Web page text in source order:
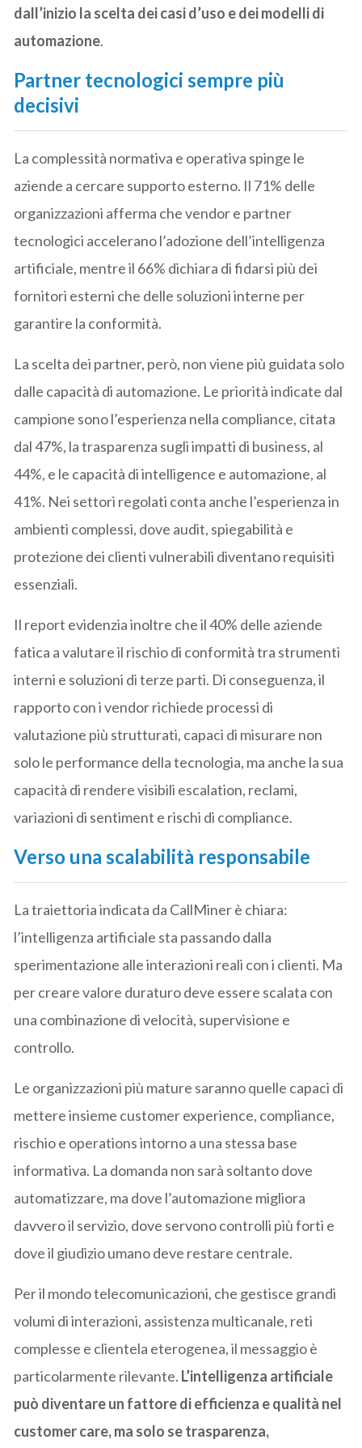
dall’inizio la scelta dei casi d’uso e dei modelli di
automazione.
Partner tecnologici sempre più
decisivi
La complessità normativa e operativa spinge le
aziende a cercare supporto esterno. Il 71% delle
organizzazioni afferma che vendor e partner
tecnologici accelerano l’adozione dell’intelligenza
artificiale, mentre il 66% dichiara di fidarsi più dei
fornitori esterni che delle soluzioni interne per
garantire la conformità.
La scelta dei partner, però, non viene più guidata solo
dalle capacità di automazione. Le priorità indicate dal
campione sono l’esperienza nella compliance, citata
dal 47%, la trasparenza sugli impatti di business, al
44%, e le capacità di intelligence e automazione, al
41%. Nei settori regolati conta anche l’esperienza in
ambienti complessi, dove audit, spiegabilità e
protezione dei clienti vulnerabili diventano requisiti
essenziali.
Il report evidenzia inoltre che il 40% delle aziende
fatica a valutare il rischio di conformità tra strumenti
interni e soluzioni di terze parti. Di conseguenza, il
rapporto con i vendor richiede processi di
valutazione più strutturati, capaci di misurare non
solo le performance della tecnologia, ma anche la sua
capacità di rendere visibili escalation, reclami,
variazioni di sentiment e rischi di compliance.
Verso una scalabilità responsabile
La traiettoria indicata da CallMiner è chiara:
l’intelligenza artificiale sta passando dalla
sperimentazione alle interazioni reali con i clienti. Ma
per creare valore duraturo deve essere scalata con
una combinazione di velocità, supervisione e
controllo.
Le organizzazioni più mature saranno quelle capaci di
mettere insieme customer experience, compliance,
rischio e operations intorno a una stessa base
informativa. La domanda non sarà soltanto dove
automatizzare, ma dove l’automazione migliora
davvero il servizio, dove servono controlli più forti e
dove il giudizio umano deve restare centrale.
Per il mondo telecomunicazioni, che gestisce grandi
volumi di interazioni, assistenza multicanale, reti
complesse e clientela eterogenea, il messaggio è
particolarmente rilevante. L’intelligenza artificiale
può diventare un fattore di efficienza e qualità nel
customer care, ma solo se trasparenza,